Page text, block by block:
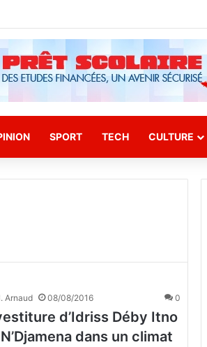
SPORT TECH CULTURE
Arnaud 08/08/2016 0
d’Idriss Déby Itno
dans un climat